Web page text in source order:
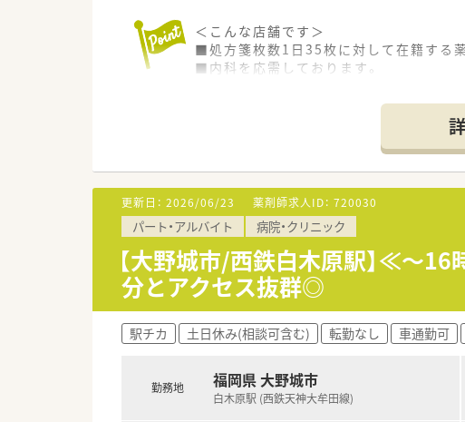
＜こんな店舗です＞
■処方箋枚数1日35枚に対して在籍する
■内科を応需しております。
■勤務時間・日数のご相談も可能です。
■お時給2,100円と、エリアでは高時給
■近隣にも店舗がございますため、ヘル
＜こんな薬局です＞
■福岡県を中心に100店舗以上展開してい
■病院門前から医療モール型、マンツー
OTCの取り扱いがあるため、調剤だけで
■処方箋枚数に対して20枚/人程度の人
■服薬履歴を全店オンライン共有し、自
■会社の収益が高ければ、社員の皆さん
＜ワークライフバランスの推進＞
■お客様の満足度をあげるには社員の満
やすい環境作りに取り組んでいます。
■出産・育児休暇の取得率が高く、常時
■正社員の就業時間は、週40時間の月単
更新日： 2026/06/23 薬剤師求人ID： 720030
パート・アルバイト 病院・クリニック
【大野城市/西鉄白木原駅】≪～
分とアクセス抜群◎
駅チカ 土日休み(相談可含む) 転勤なし 車通勤可
勤務地 福岡県 大野城市
白木原駅 (西鉄天神大牟田線)